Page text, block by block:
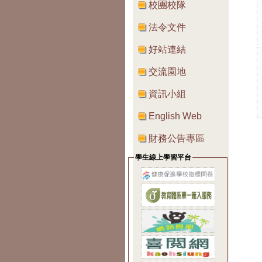
校團校隊
法令文件
好站連結
交流園地
資訊小組
English Web
財務公告專區
學生線上學習平台